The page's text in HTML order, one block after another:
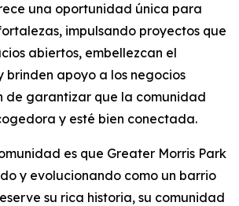
una oportunidad única para
impulsando proyectos que
abiertos, embellezcan el
brinden apoyo a los negocios
de garantizar que la comunidad
y esté bien conectada.
es que Greater Morris Park
y evolucionando como un barrio
su rica historia, su comunidad